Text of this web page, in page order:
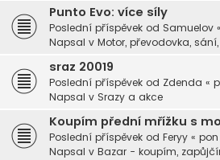
Punto Evo: více síly
Poslední příspěvek od Samuelov «
Napsal v Motor, převodovka,
sraz 20019
Poslední příspěvek od Zdenda «
Napsal v Srazy a akce
Koupím přední mřížku s
Poslední příspěvek od Feryy « pon
Napsal v Bazar - koupím,